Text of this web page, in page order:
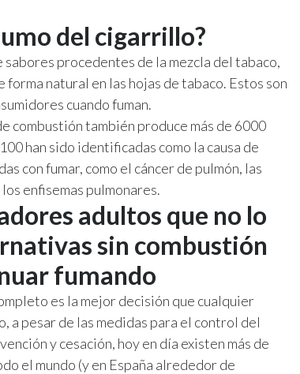
del cigarrillo?
procedentes de la mezcla del tabaco,
natural en las hojas de tabaco. Estos son
cuando fuman.
combustión también produce más de 6000
han sido identificadas como la causa de
con fumar, como el cáncer de pulmón, las
enfisemas pulmonares.
adultos que no lo
sin combustión
fumando
es la mejor decisión que cualquier
a pesar de las medidas para el control del
y cesación, hoy en día existen más de
el mundo (y en España alrededor de